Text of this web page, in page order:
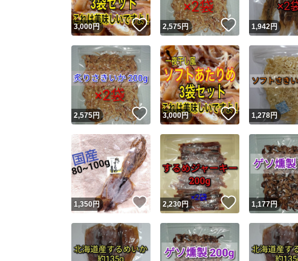
3,000円 いいね！
2,575円 いいね！
1,942円
2,575円 いいね！
3,000円 いいね！
1,278円
1,350円 いいね！
2,230円 いいね！
1,177円